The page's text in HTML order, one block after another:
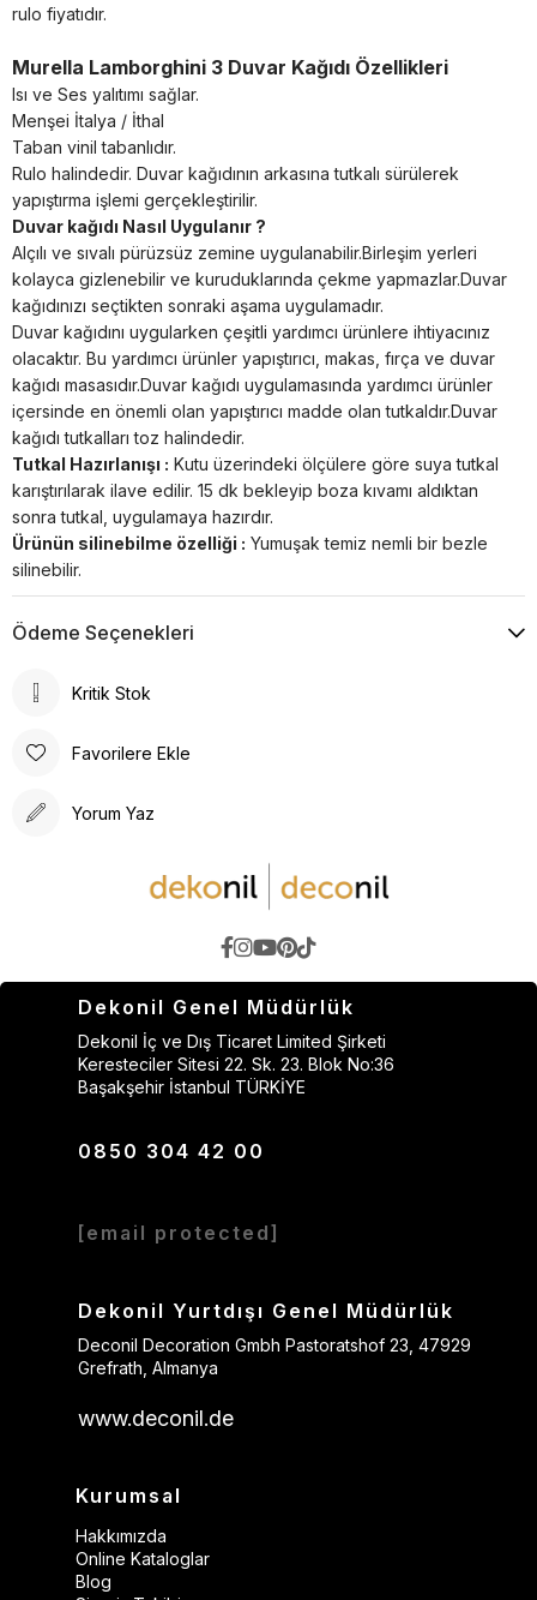
rulo fiyatıdır.
Murella Lamborghini 3 Duvar Kağıdı Özellikleri
Isı ve Ses yalıtımı sağlar.
Menşei İtalya / İthal
Taban vinil tabanlıdır.
Rulo halindedir. Duvar kağıdının arkasına tutkalı sürülerek
yapıştırma işlemi gerçekleştirilir.
Duvar kağıdı Nasıl Uygulanır ?
Alçılı ve sıvalı pürüzsüz zemine uygulanabilir.Birleşim yerleri
kolayca gizlenebilir ve kuruduklarında çekme yapmazlar.Duvar
kağıdınızı seçtikten sonraki aşama uygulamadır.
Duvar kağıdını uygularken çeşitli yardımcı ürünlere ihtiyacınız
olacaktır. Bu yardımcı ürünler yapıştırıcı, makas, fırça ve duvar
kağıdı masasıdır.Duvar kağıdı uygulamasında yardımcı ürünler
içersinde en önemli olan yapıştırıcı madde olan tutkaldır.Duvar
kağıdı tutkalları toz halindedir.
Tutkal Hazırlanışı : Kutu üzerindeki ölçülere göre suya tutkal
karıştırılarak ilave edilir. 15 dk bekleyip boza kıvamı aldıktan
sonra tutkal, uygulamaya hazırdır.
Ürünün silinebilme özelliği : Yumuşak temiz nemli bir bezle
silinebilir.
Ödeme Seçenekleri
Kritik Stok
Favorilere Ekle
Yorum Yaz
Dekonil Genel Müdürlük
Dekonil İç ve Dış Ticaret Limited Şirketi
Keresteciler Sitesi 22. Sk. 23. Blok No:36
Başakşehir İstanbul TÜRKİYE
0850 304 42 00
[email protected]
Dekonil Yurtdışı Genel Müdürlük
Deconil Decoration Gmbh Pastoratshof 23, 47929
Grefrath, Almanya
www.deconil.de
Kurumsal
Hakkımızda
Online Kataloglar
Blog